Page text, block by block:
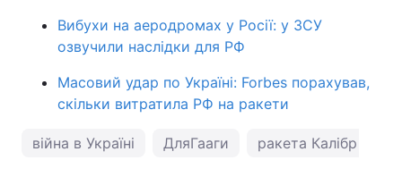
Вибухи на аеродромах у Росії: у ЗСУ
озвучили наслідки для РФ
Масовий удар по Україні: Forbes порахував,
скільки витратила РФ на ракети
війна в Україні ДляГааги ракета Калібр